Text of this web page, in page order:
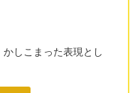
かしこまった表現とし